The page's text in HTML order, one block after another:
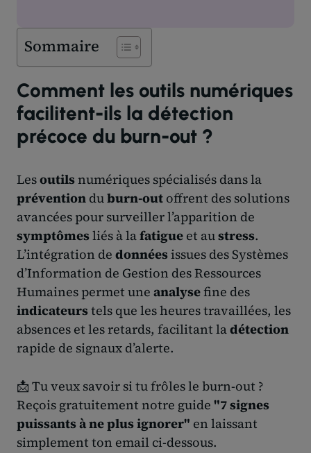
Sommaire
Comment les outils numériques
facilitent-ils la détection
précoce du burn-out ?
Lesoutilsnumériques spécialisés dans la
prévention duburn-out offrent des solutions
avancées pour surveiller l’apparition de
symptômesliés à lafatigue et austress.
L’intégration de donnéesissues des Systèmes
d’Information de Gestion des Ressources
Humaines permet une analysefine des
indicateurstels que les heures travaillées, les
absences et les retards, facilitant ladétection
rapide de signaux d’alerte.
📩 Tu veux savoir si tu frôles le burn-out ?
Reçois gratuitement notre guide "7 signes
puissants à ne plus ignorer" en laissant
simplement ton email ci-dessous.